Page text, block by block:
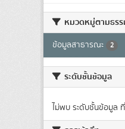
หมวดหมู่ตามธร
ข้อมูลสาธารณะ 2
ระดับชั้นข้อมูล
ไม่พบ ระดับชั้นข้อมูล